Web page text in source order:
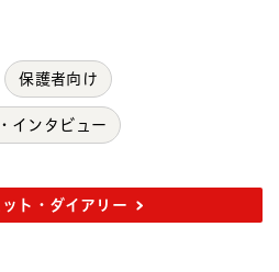
保護者向け
インタビュー
ト・ダイアリー